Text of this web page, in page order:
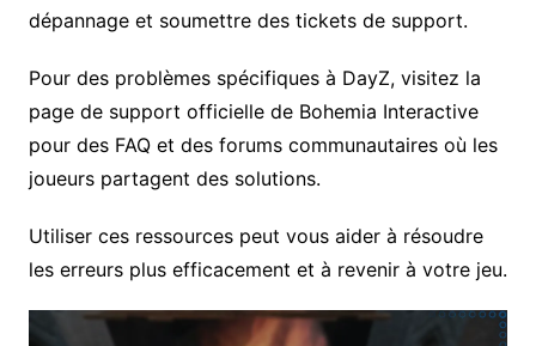
dépannage et soumettre des tickets de support.
Pour des problèmes spécifiques à DayZ, visitez la
page de support officielle de Bohemia Interactive
pour des FAQ et des forums communautaires où les
joueurs partagent des solutions.
Utiliser ces ressources peut vous aider à résoudre
les erreurs plus efficacement et à revenir à votre jeu.